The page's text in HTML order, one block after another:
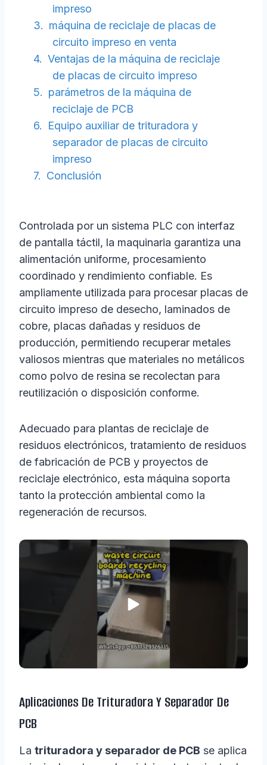
impreso
máquina de reciclaje de placas de
circuito impreso en venta
Ventajas de la máquina de reciclaje
de placas de circuito impreso
parámetros de la máquina de
reciclaje de PCB
Equipo auxiliar de trituradora y
separador de placas de circuito
impreso
Conclusión
Controlada por un sistema PLC con interfaz
de pantalla táctil, la maquinaria garantiza una
alimentación uniforme, procesamiento
coordinado y rendimiento confiable. Es
ampliamente utilizada para procesar placas de
circuito impreso de desecho, laminados de
cobre, placas dañadas y residuos de
producción, permitiendo recuperar metales
valiosos mientras que materiales no metálicos
como polvo de resina se recolectan para
reutilización o disposición conforme.
Adecuado para plantas de reciclaje de
residuos electrónicos, tratamiento de residuos
de fabricación de PCB y proyectos de
reciclaje electrónico, esta máquina soporta
tanto la protección ambiental como la
regeneración de recursos.
Aplicaciones De Trituradora Y Separador De
PCB
La trituradora y separador de PCB se aplica